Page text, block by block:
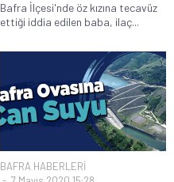
Bafra İlçesi'nde öz kızına tecavüz
ettiği iddia edilen baba, ilaç...
BAFRA HABERLERİ